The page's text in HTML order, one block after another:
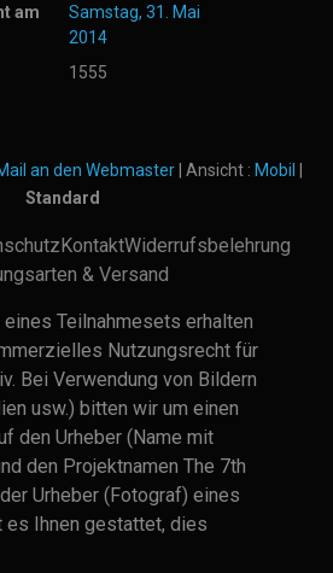
am
Samstag, 31. Mai
2014
1555
an den Webmaster| Ansicht : Mobil
Standard
KontaktWiderrufsbelehrung
& Versand
eines Teilnahmesets erhalten
Nutzungsrecht für
Bei Verwendung von Bildern
usw.) bitten wir um einen
den Urheber (Name mit
den Projektnamen The 7th
Urheber (Fotograf) eines
es Ihnen gestattet, dies